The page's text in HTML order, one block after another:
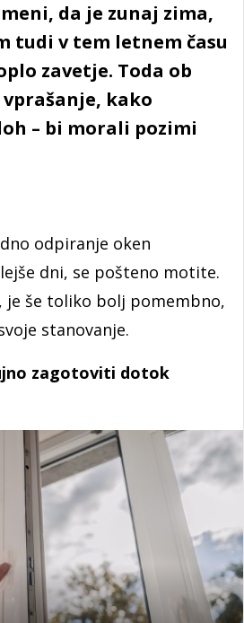
da je zunaj zima,
tudi v tem letnem času
zavetje. Toda ob
kako
– bi morali pozimi
odpiranje oken
dni, se pošteno motite.
je še toliko bolj pomembno,
stanovanje.
zagotoviti dotok